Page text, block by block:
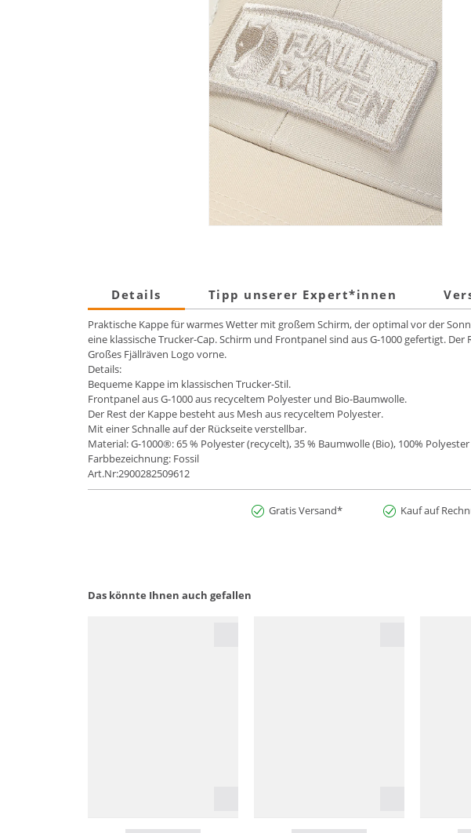
Details Tipp unserer Expert*innen
Praktische Kappe für warmes Wetter mit großem Schirm, der optimal vor der
eine klassische Trucker-Cap. Schirm und Frontpanel sind aus G-1000 gefertigt.
Großes Fjällräven Logo vorne.
Details:
Bequeme Kappe im klassischen Trucker-Stil.
Frontpanel aus G-1000 aus recyceltem Polyester und Bio-Baumwolle.
Der Rest der Kappe besteht aus Mesh aus recyceltem Polyester.
Mit einer Schnalle auf der Rückseite verstellbar.
Material: G-1000®: 65 % Polyester (recycelt), 35 % Baumwolle (Bio), 100% Polyester
Farbbezeichnung: Fossil
Art.Nr:2900282509612
Gratis Versand* Kauf auf
Das könnte Ihnen auch gefallen